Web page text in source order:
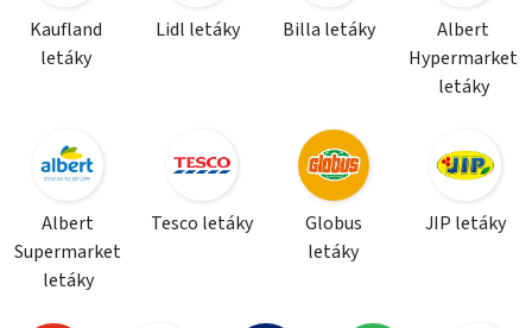
Kaufland
letáky
Lidl letáky Billa letáky
Albert
Hypermarket
letáky
Albert
Supermarket
letáky
Tesco letáky
Globus
letáky
JIP letáky